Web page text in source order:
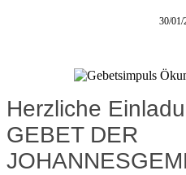
30/01/
Herzliche
GEBET DER